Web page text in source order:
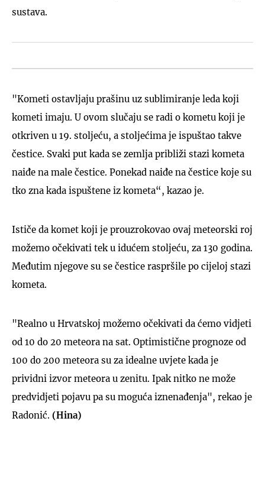
sustava.
"Kometi ostavljaju prašinu uz sublimiranje leda koji
kometi imaju. U ovom slučaju se radi o kometu koji je
otkriven u 19. stoljeću, a stoljećima je ispuštao takve
čestice. Svaki put kada se zemlja približi stazi kometa
naiđe na male čestice. Ponekad naiđe na čestice koje su
tko zna kada ispuštene iz kometa“, kazao je.
Ističe da komet koji je prouzrokovao ovaj meteorski roj
možemo očekivati tek u idućem stoljeću, za 130 godina.
Međutim njegove su se čestice raspršile po cijeloj stazi
kometa.
"Realno u Hrvatskoj možemo očekivati da ćemo vidjeti
od 10 do 20 meteora na sat. Optimistične prognoze od
100 do 200 meteora su za idealne uvjete kada je
prividni izvor meteora u zenitu. Ipak nitko ne može
predvidjeti pojavu pa su moguća iznenađenja", rekao je
Radonić. (Hina)